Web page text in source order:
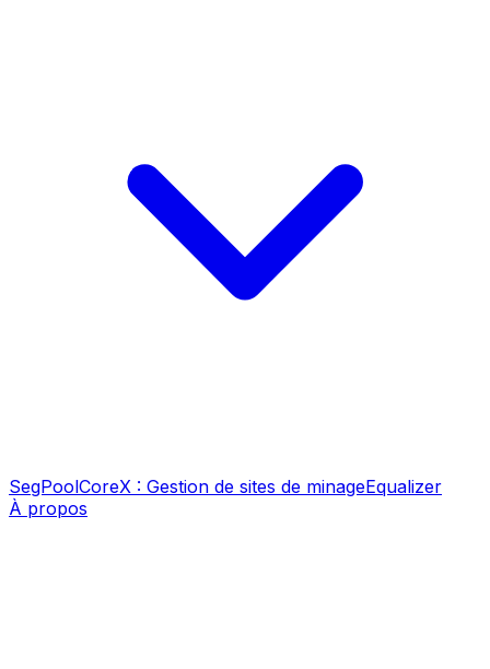
SegPoolCoreX : Gestion de sites de minageEqualizer
À propos